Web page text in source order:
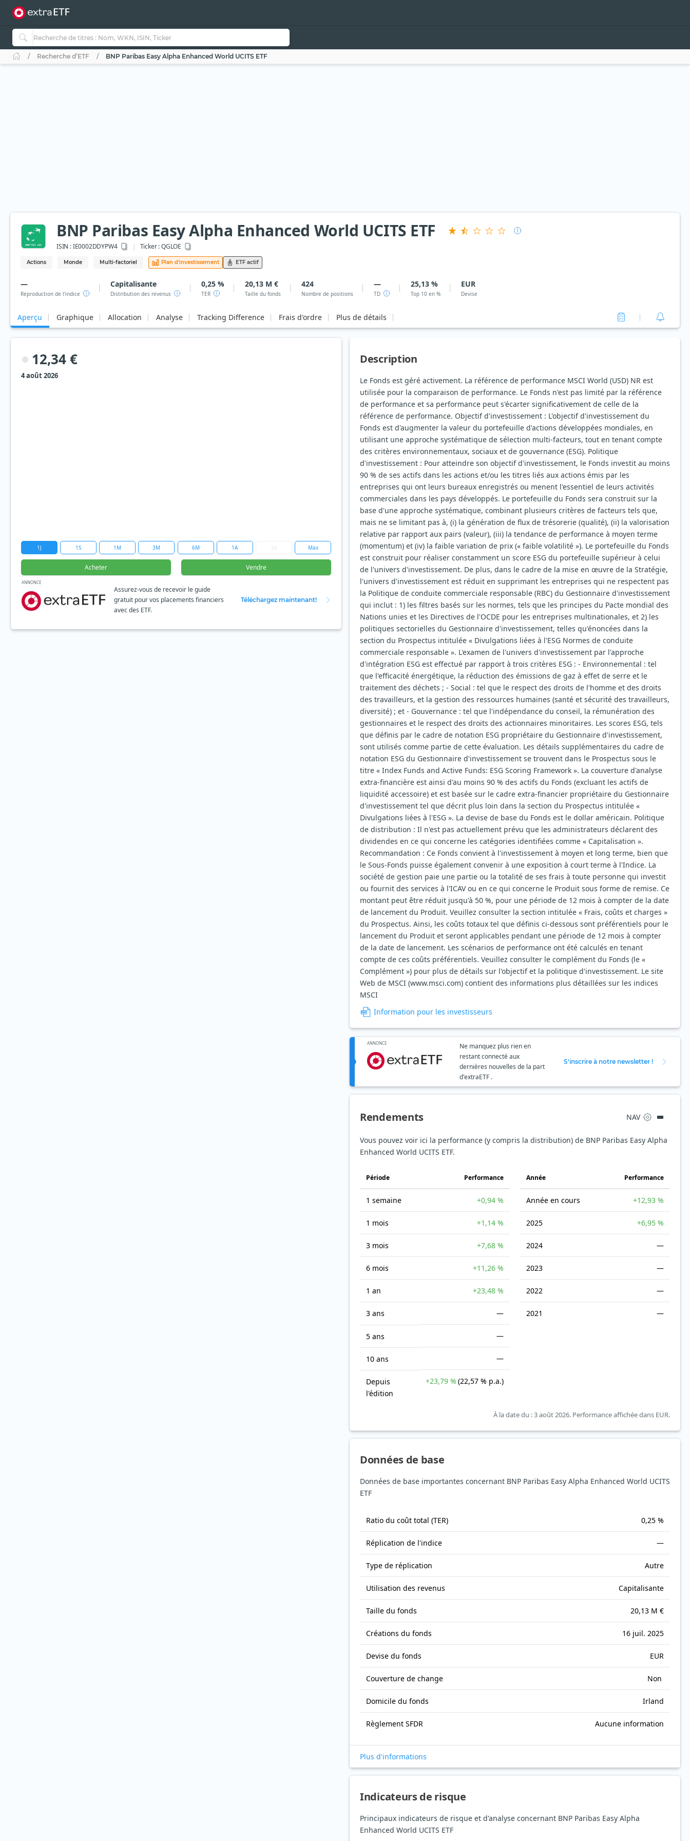
Recherche d’ETF BNP Paribas Easy Alpha Enhanced World UCITS ETF
BNP Paribas Easy Alpha Enhanced World UCITS ETF
ISIN :IE0002DDYPW4 Ticker :QGLOE
Actions Monde Multi-factoriel Plan d'investissement ETF actif
—
Reproduction de l'indice
Capitalisante
Distribution des revenus
0,25 %
TER
20,13 M €
Taille du fonds
424
Nombre de positions
—
TD
25,13 %
Top 10 en %
EUR
Devise
Aperçu Graphique Allocation Analyse Tracking Difference Frais d'ordre Plus de détails
12,34 €
4 août 2026
1J 1S 1M 3M 6M 1A Max
Acheter Vendre
ANNONCE
Assurez-vous de recevoir le guide
gratuit pour vos placements financiers
avec des ETF.
Téléchargez maintenant!
Description
Le Fonds est géré activement. La référence de performance MSCI World (USD) NR est
utilisée pour la comparaison de performance. Le Fonds n'est pas limité par la référence
de performance et sa performance peut s'écarter significativement de celle de la
référence de performance. Objectif d'investissement : L'objectif d'investissement du
Fonds est d'augmenter la valeur du portefeuille d'actions développées mondiales, en
utilisant une approche systématique de sélection multi-facteurs, tout en tenant compte
des critères environnementaux, sociaux et de gouvernance (ESG). Politique
d'investissement : Pour atteindre son objectif d'investissement, le Fonds investit au moins
90 % de ses actifs dans les actions et/ou les titres liés aux actions émis par les
entreprises qui ont leurs bureaux enregistrés ou menent l'essentiel de leurs activités
commerciales dans les pays développés. Le portefeuille du Fonds sera construit sur la
base d'une approche systématique, combinant plusieurs critères de facteurs tels que,
mais ne se limitant pas à, (i) la génération de flux de trésorerie (qualité), (ii) la valorisation
relative par rapport aux pairs (valeur), (iii) la tendance de performance à moyen terme
(momentum) et (iv) la faible variation de prix (« faible volatilité »). Le portefeuille du Fonds
est construit pour réaliser constamment un score ESG du portefeuille supérieur à celui
de l'univers d'investissement. De plus, dans le cadre de la mise en œuvre de la Stratégie,
l'univers d'investissement est réduit en supprimant les entreprises qui ne respectent pas
la Politique de conduite commerciale responsable (RBC) du Gestionnaire d'investissement
qui inclut : 1) les filtres basés sur les normes, tels que les principes du Pacte mondial des
Nations unies et les Directives de l'OCDE pour les entreprises multinationales, et 2) les
politiques sectorielles du Gestionnaire d'investissement, telles qu'énoncées dans la
section du Prospectus intitulée « Divulgations liées à l'ESG Normes de conduite
commerciale responsable ». L'examen de l'univers d'investissement par l'approche
d'intégration ESG est effectué par rapport à trois critères ESG : - Environnemental : tel
que l'efficacité énergétique, la réduction des émissions de gaz à effet de serre et le
traitement des déchets ; - Social : tel que le respect des droits de l'homme et des droits
des travailleurs, et la gestion des ressources humaines (santé et sécurité des travailleurs,
diversité) ; et - Gouvernance : tel que l'indépendance du conseil, la rémunération des
gestionnaires et le respect des droits des actionnaires minoritaires. Les scores ESG, tels
que définis par le cadre de notation ESG propriétaire du Gestionnaire d'investissement,
sont utilisés comme partie de cette évaluation. Les détails supplémentaires du cadre de
notation ESG du Gestionnaire d'investissement se trouvent dans le Prospectus sous le
titre « Index Funds and Active Funds: ESG Scoring Framework ». La couverture d'analyse
extra-financière est ainsi d'au moins 90 % des actifs du Fonds (excluant les actifs de
liquidité accessoire) et est basée sur le cadre extra-financier propriétaire du Gestionnaire
d'investissement tel que décrit plus loin dans la section du Prospectus intitulée «
Divulgations liées à l'ESG ». La devise de base du Fonds est le dollar américain. Politique
de distribution : Il n'est pas actuellement prévu que les administrateurs déclarent des
dividendes en ce qui concerne les catégories identifiées comme « Capitalisation ».
Recommandation : Ce Fonds convient à l'investissement à moyen et long terme, bien que
le Sous-Fonds puisse également convenir à une exposition à court terme à l'Indice. La
société de gestion paie une partie ou la totalité de ses frais à toute personne qui investit
ou fournit des services à l'ICAV ou en ce qui concerne le Produit sous forme de remise. Ce
montant peut être réduit jusqu'à 50 %, pour une période de 12 mois à compter de la date
de lancement du Produit. Veuillez consulter la section intitulée « Frais, coûts et charges »
du Prospectus. Ainsi, les coûts totaux tel que définis ci-dessous sont préférentiels pour le
lancement du Produit et seront applicables pendant une période de 12 mois à compter
de la date de lancement. Les scénarios de performance ont été calculés en tenant
compte de ces coûts préférentiels. Veuillez consulter le complément du Fonds (le «
Complément ») pour plus de détails sur l'objectif et la politique d'investissement. Le site
Web de MSCI (www.msci.com) contient des informations plus détaillées sur les indices
MSCI
Information pour les investisseurs
ANNONCE
Ne manquez plus rien en
restant connecté aux
dernières nouvelles de la part
d'extraETF .
S'inscrire à notre newsletter !
Rendements NAV
Vous pouvez voir ici la performance (y compris la distribution) de BNP Paribas Easy Alpha
Enhanced World UCITS ETF.
Période Performance
1 semaine +0,94 %
1 mois +1,14 %
3 mois +7,68 %
6 mois +11,26 %
1 an +23,48 %
3 ans —
5 ans —
10 ans —
Depuis
l'édition
+23,79 % (22,57 % p.a.)
Année Performance
Année en cours +12,93 %
2025 +6,95 %
2024 —
2023 —
2022 —
2021 —
À la date du : 3 août 2026. Performance affichée dans EUR.
Données de base
Données de base importantes concernant BNP Paribas Easy Alpha Enhanced World UCITS
ETF
Ratio du coût total (TER) 0,25 %
Réplication de l'indice —
Type de réplication Autre
Utilisation des revenus Capitalisante
Taille du fonds 20,13 M €
Créations du fonds 16 juil. 2025
Devise du fonds EUR
Couverture de change Non
Domicile du fonds Irland
Règlement SFDR Aucune information
Plus d'informations
Indicateurs de risque
Principaux indicateurs de risque et d'analyse concernant BNP Paribas Easy Alpha
Enhanced World UCITS ETF